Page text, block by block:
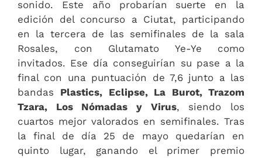
sonido. Este año probarían suerte en la
edición del concurso a Ciutat, participando
en la tercera de las semifinales de la sala
Rosales, con Glutamato Ye-Ye como
invitados. Ese día conseguirían su pase a la
final con una puntuación de 7,6 junto a las
bandas Plastics, Eclipse, La Burot, Trazom
Tzara, Los Nómadas y Virus, siendo los
cuartos mejor valorados en semifinales. Tras
la final de día 25 de mayo quedarían en
quinto lugar, ganando el primer premio